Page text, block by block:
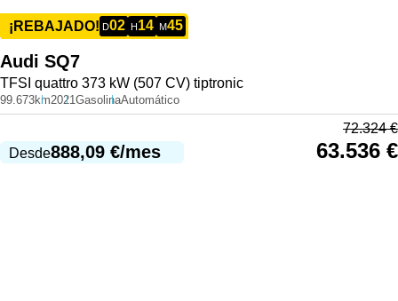
¡REBAJADO! D02 H 14 M45
Audi SQ7
TFSI quattro 373 kW (507 CV) tiptronic
99.673km2021GasolinaAutomático
Desde888,09 €/mes
72.324€
63.536 €